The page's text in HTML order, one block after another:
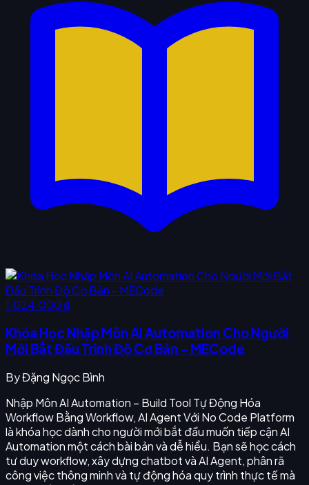
1.024.000 ₫
Khóa Học Nhập Môn AI Automation Cho Người
Mới Bắt Đầu Trình Độ Cơ Bản - MECode
ByĐặng Ngọc Bình
Nhập Môn AI Automation – Build Tool Tự Động Hóa
Workflow Bằng Workflow, AI Agent Với No Code Platform
là khóa học dành cho người mới bắt đầu muốn tiếp cận AI
Automation một cách bài bản và dễ hiểu. Bạn sẽ học cách
tư duy workflow, xây dựng chatbot và AI Agent, phân rã
công việc thông minh và tự động hóa quy trình thực tế mà